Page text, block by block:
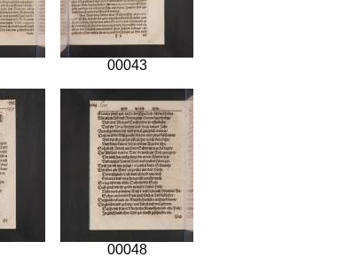
00043
00048